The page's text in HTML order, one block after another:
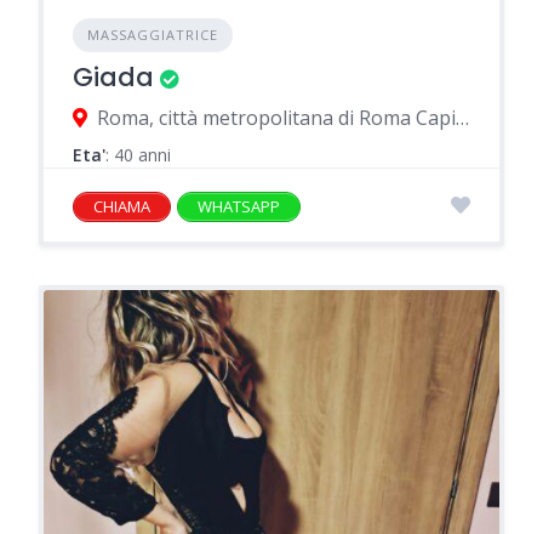
MASSAGGIATRICE
Giada
Roma, città metropolitana di Roma Capitale, Italia
Eta': 40 anni
CHIAMA WHATSAPP